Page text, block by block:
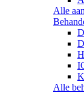
Alle
Alle